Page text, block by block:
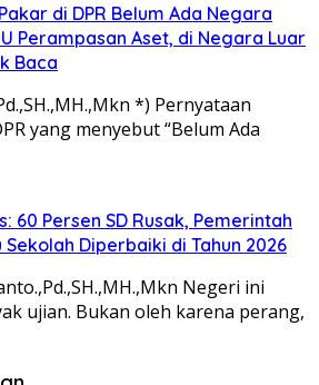
di DPR Belum Ada Negara
Perampasan Aset, di Negara Luar
Baca
*) Pernyataan
yang menyebut “Belum Ada
60 Persen SD Rusak, Pemerintah
Sekolah Diperbaiki di Tahun 2026
Negeri ini
ujian. Bukan oleh karena perang,